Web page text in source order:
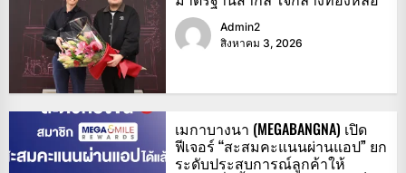
Admin2
สิงหาคม 3, 2026
เมกาบางนา (MEGABANGNA) เปิด
ฟีเจอร์ “สะสมคะแนนผ่านแอป” ยก
ระดับประสบการณ์ลูกค้าให้